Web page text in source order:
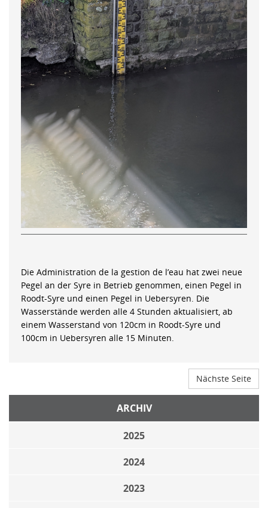
Die Administration de la gestion de l’eau hat zwei neue
Pegel an der Syre in Betrieb genommen, einen Pegel in
Roodt-Syre und einen Pegel in Uebersyren. Die
Wasserstände werden alle 4 Stunden aktualisiert, ab
einem Wasserstand von 120cm in Roodt-Syre und
100cm in Uebersyren alle 15 Minuten.
Nächste Seite
ARCHIV
2025
2024
2023